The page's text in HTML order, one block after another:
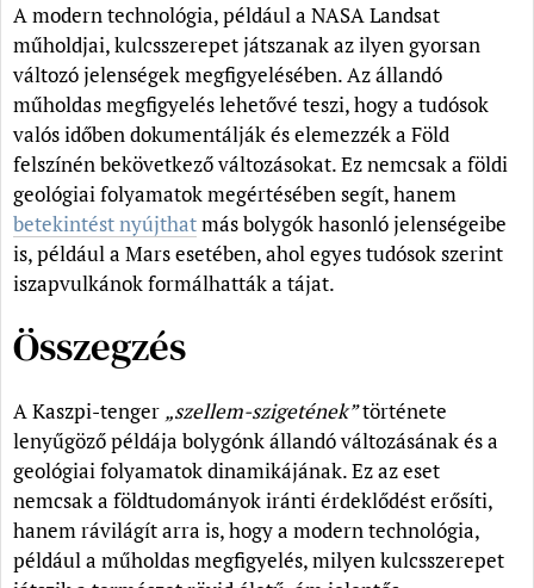
A modern technológia, például a NASA Landsat
műholdjai, kulcsszerepet játszanak az ilyen gyorsan
változó jelenségek megfigyelésében. Az állandó
műholdas megfigyelés lehetővé teszi, hogy a tudósok
valós időben dokumentálják és elemezzék a Föld
felszínén bekövetkező változásokat. Ez nemcsak a földi
geológiai folyamatok megértésében segít, hanem
betekintést nyújthatmás bolygók hasonló jelenségeibe
is, például a Mars esetében, ahol egyes tudósok szerint
iszapvulkánok formálhatták a tájat.
Összegzés
A Kaszpi-tenger „szellem-szigetének”története
lenyűgöző példája bolygónk állandó változásának és a
geológiai folyamatok dinamikájának. Ez az eset
nemcsak a földtudományok iránti érdeklődést erősíti,
hanem rávilágít arra is, hogy a modern technológia,
például a műholdas megfigyelés, milyen kulcsszerepet